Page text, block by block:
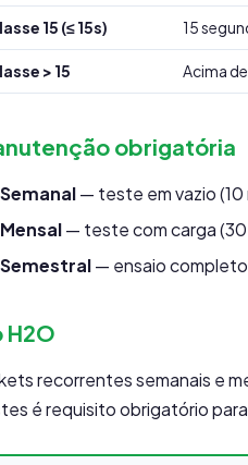
15 (≤ 15s) 15
> 15 Acima
obrigatória
Semanal— teste em vazio (10
Mensal— teste com carga (30
Semestral— ensaio
H2O
recorrentes semanais e
é requisito obrigatório